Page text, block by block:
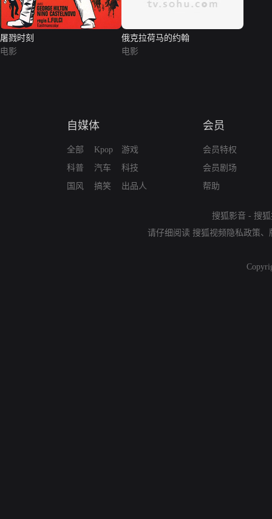
屠戮时刻
电影
俄克拉荷马的约翰
电影
自媒体
全部
科普
国风
Kpop
汽车
搞笑
游戏
科技
出品人
会员
会员特权
会员剧场
帮助
搜狐影音 - 搜
请仔细阅读 搜狐视频隐私政策、